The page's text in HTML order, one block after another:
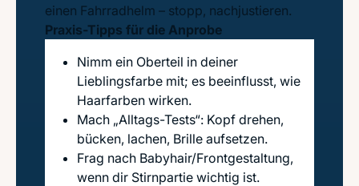
einen Fahrradhelm – stopp, nachjustieren.
Praxis-Tipps für die Anprobe
Nimm ein Oberteil in deiner
Lieblingsfarbe mit; es beeinflusst, wie
Haarfarben wirken.
Mach „Alltags-Tests“: Kopf drehen,
bücken, lachen, Brille aufsetzen.
Frag nach Babyhair/Frontgestaltung,
wenn dir Stirnpartie wichtig ist.